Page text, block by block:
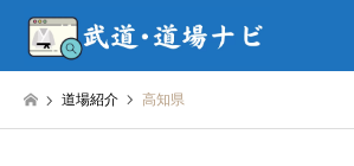
道場紹介 高知県